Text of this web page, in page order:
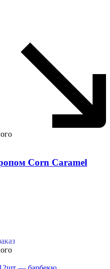
Corn Caramel